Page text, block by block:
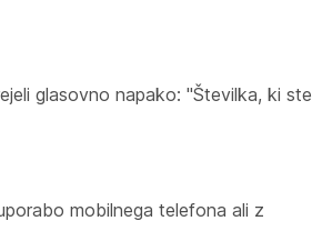
glasovno napako: "Številka, ki ste
mobilnega telefona ali z